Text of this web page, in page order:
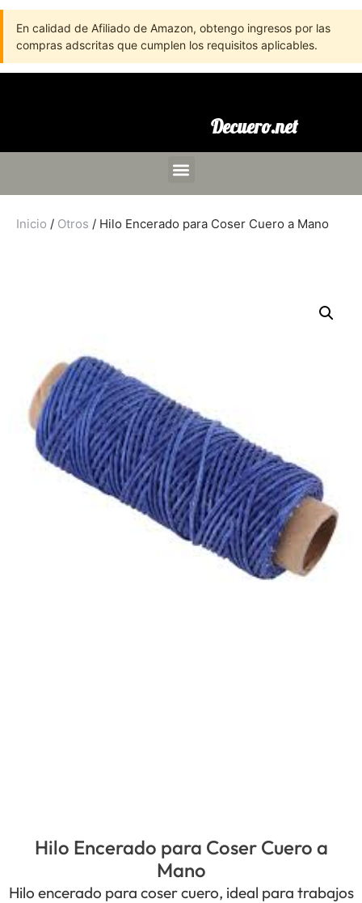
En calidad de Afiliado de Amazon, obtengo ingresos por las
compras adscritas que cumplen los requisitos aplicables.
Decuero.net
Inicio / Otros / Hilo Encerado para Coser Cuero a Mano
Hilo Encerado para Coser Cuero a
Mano
Hilo encerado para coser cuero, ideal para trabajos